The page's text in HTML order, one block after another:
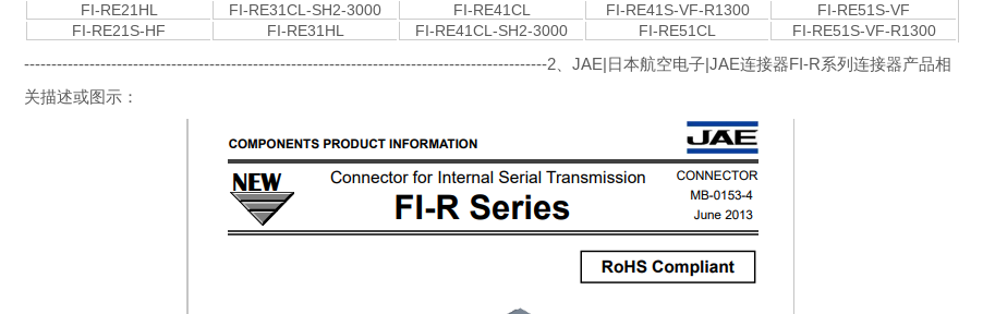
FI-RE21HL
FI-RE31CL-SH2-3000 FI-RE41CL FI-RE41S-VF-R1300
FI-RE51S-VF
FI-RE21S-HF
FI-RE31HL FI-RE41CL-SH2-3000 FI-RE51CL FI-RE51S-VF-R1300
------------------------------------------------------------------------------------------------2、JAE|日本航空电子|JAE连接器FI-R系列连接器产品相
关描述或图示：